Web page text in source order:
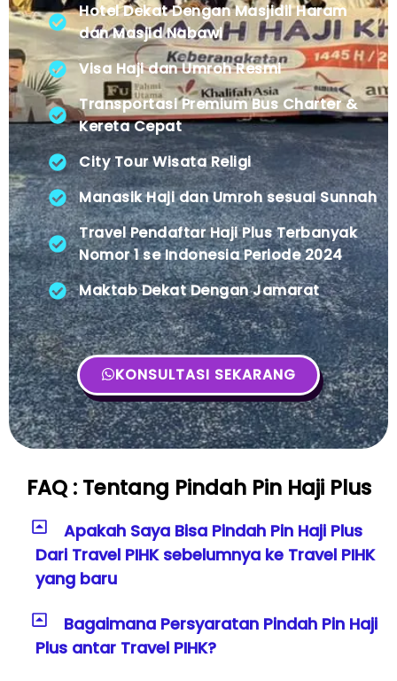
Hotel Dekat Dengan Masjidil Haram
dan Masjid Nabawi
Visa Haji dan Umroh Resmi
Transportasi Premium Bus Charter &
Kereta Cepat
City Tour Wisata Religi
Manasik Haji dan Umroh sesuai Sunnah
Travel Pendaftar Haji Plus Terbanyak
Nomor 1 se Indonesia Periode 2024
Maktab Dekat Dengan Jamarat
KONSULTASI SEKARANG
FAQ : Tentang Pindah Pin Haji Plus
Apakah Saya Bisa Pindah Pin Haji Plus
Dari Travel PIHK sebelumnya ke Travel PIHK
yang baru
Bagaimana Persyaratan Pindah Pin Haji
Plus antar Travel PIHK?